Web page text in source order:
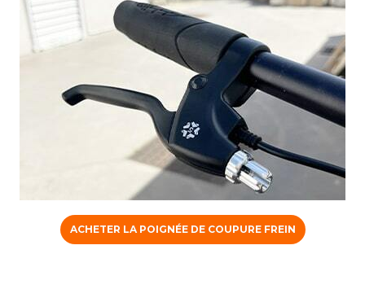
ACHETER LA POIGNÉE DE COUPURE FREIN